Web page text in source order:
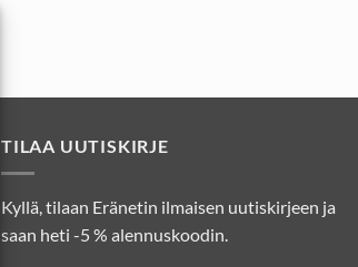
TILAA UUTISKIRJE
Kyllä, tilaan Eränetin ilmaisen uutiskirjeen ja
saan heti -5 % alennuskoodin.